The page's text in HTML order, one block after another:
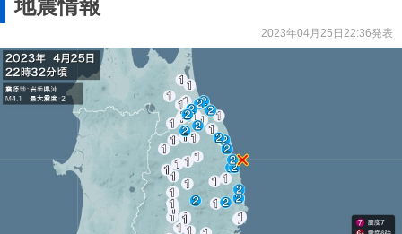
地震情報
2023年04月25日22:36発表